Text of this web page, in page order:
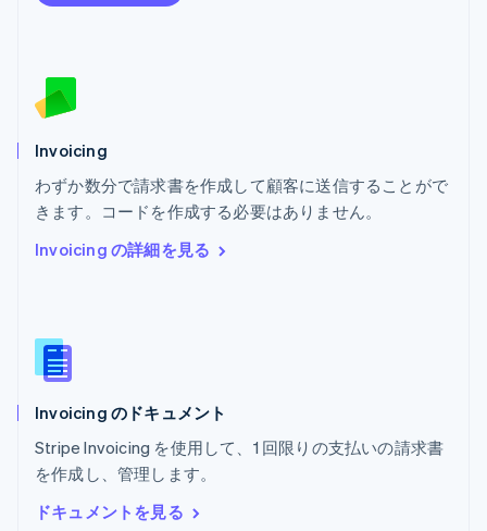
Invoicing
わずか数分で請求書を作成して顧客に送信することがで
きます。コードを作成する必要はありません。
Invoicing の詳細を見る
Invoicing のドキュメント
Stripe Invoicing を使用して、1 回限りの支払いの請求書
を作成し、管理します。
ドキュメントを見る
フランス
English
ベルギー
ポーランド
English
ポルトガル
PortuguêsEnglish
English
Español
ラトビア
リトアニア
リヒテンシュタイン
Deutsch English
ルーマニア
English